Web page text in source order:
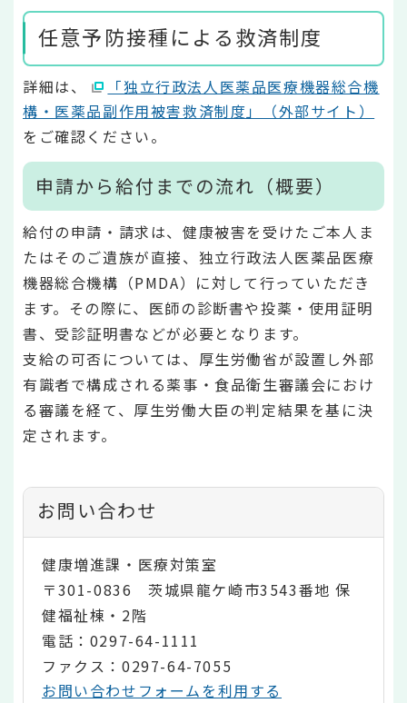
任意予防接種による救済制度
詳細は、
「独立行政法人医薬品医療機器総合機
構・医薬品副作用被害救済制度」（外部サイト）
をご確認ください。
申請から給付までの流れ（概要）
給付の申請・請求は、健康被害を受けたご本人ま
たはそのご遺族が直接、独立行政法人医薬品医療
機器総合機構（PMDA）に対して行っていただき
ます。その際に、医師の診断書や投薬・使用証明
書、受診証明書などが必要となります。
支給の可否については、厚生労働省が設置し外部
有識者で構成される薬事・食品衛生審議会におけ
る審議を経て、厚生労働大臣の判定結果を基に決
定されます。
お問い合わせ
健康増進課・医療対策室
〒301-0836 茨城県龍ケ崎市3543番地 保
健福祉棟・2階
電話：0297-64-1111
ファクス：0297-64-7055
お問い合わせフォームを利用する